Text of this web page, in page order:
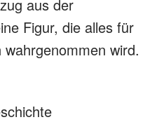
aus der
Figur, die alles für
wird.